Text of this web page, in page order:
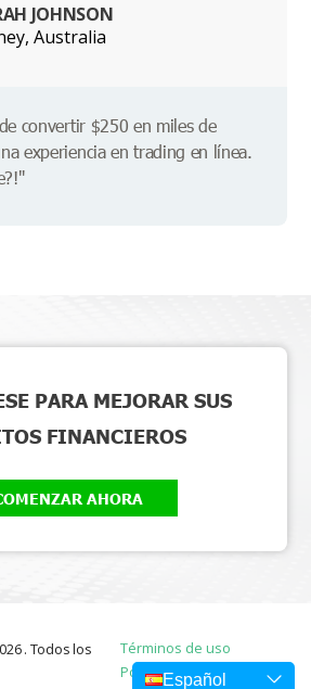
Español
JOHNSON
Australia
convertir $250 en miles de
experiencia en trading en línea.
PARA MEJORAR SUS
FINANCIEROS
AHORA
. Todos los
Términos de uso
Política de privacidad